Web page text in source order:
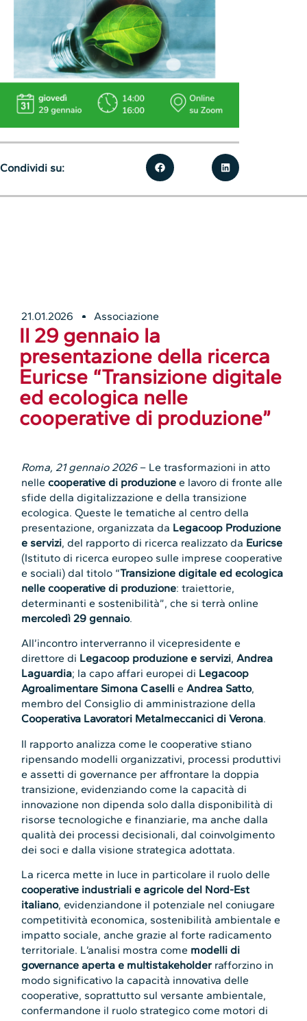
21.01.2026 Associazione
Il 29 gennaio la
presentazione della ricerca
Euricse “Transizione digitale
ed ecologica nelle
cooperative di produzione”
Roma, 21 gennaio 2026– Le trasformazioni in atto
nellecooperative di produzionee lavoro di fronte alle
sfide della digitalizzazione e della transizione
ecologica. Queste le tematiche al centro della
presentazione, organizzata da Legacoop Produzione
e servizi, del rapporto di ricerca realizzato da Euricse
(Istituto di ricerca europeo sulle imprese cooperative
e sociali) dal titolo “Transizione digitale ed ecologica
nelle cooperative di produzione: traiettorie,
determinanti e sostenibilità”, che si terrà online
mercoledì 29 gennaio.
All’incontro interverranno il vicepresidente e
direttore di Legacoop produzione e servizi,Andrea
Laguardia; la capo affari europei di Legacoop
Agroalimentare Simona Caselli eAndrea Satto,
membro del Consiglio di amministrazione della
Cooperativa Lavoratori Metalmeccanici di Verona.
Il rapporto analizza come le cooperative stiano
ripensando modelli organizzativi, processi produttivi
e assetti di governance per affrontare la doppia
transizione, evidenziando come la capacità di
innovazione non dipenda solo dalla disponibilità di
risorse tecnologiche e finanziarie, ma anche dalla
qualità dei processi decisionali, dal coinvolgimento
dei soci e dalla visione strategica adottata.
La ricerca mette in luce in particolare il ruolo delle
cooperative industriali e agricole del Nord-Est
italiano, evidenziandone il potenziale nel coniugare
competitività economica, sostenibilità ambientale e
impatto sociale, anche grazie al forte radicamento
territoriale. L’analisi mostra come modelli di
governance aperta e multistakeholder rafforzino in
modo significativo la capacità innovativa delle
cooperative, soprattutto sul versante ambientale,
confermandone il ruolo strategico come motori di
Condividi su: